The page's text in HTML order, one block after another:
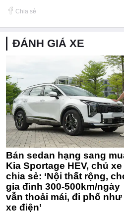
Chia sẻ
ĐÁNH GIÁ XE
Bán sedan hạng sang
Kia Sportage HEV, chủ xe
chia sẻ: ‘Nội thất rộng,
gia đình 300-500km/ngày
vẫn thoải mái, đi phố như
xe điện’